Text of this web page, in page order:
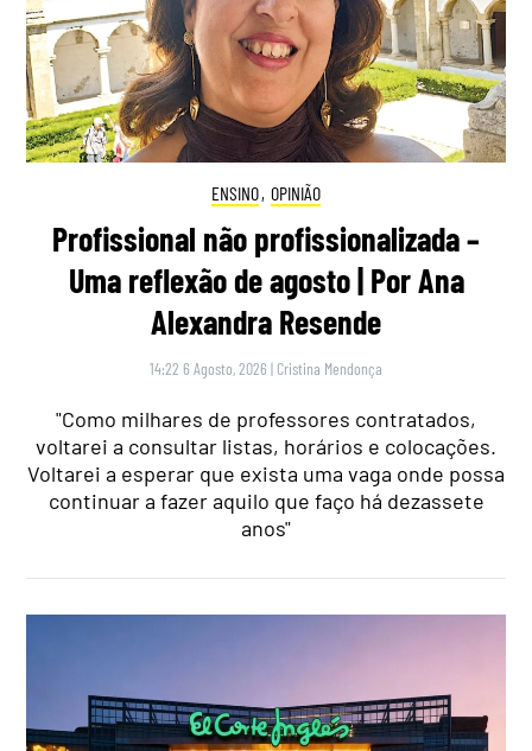
ENSINO, OPINIÃO
Profissional não profissionalizada –
Uma reflexão de agosto | Por Ana
Alexandra Resende
14:22 6 Agosto, 2026 | Cristina Mendonça
"Como milhares de professores contratados,
voltarei a consultar listas, horários e colocações.
Voltarei a esperar que exista uma vaga onde possa
continuar a fazer aquilo que faço há dezassete
anos"